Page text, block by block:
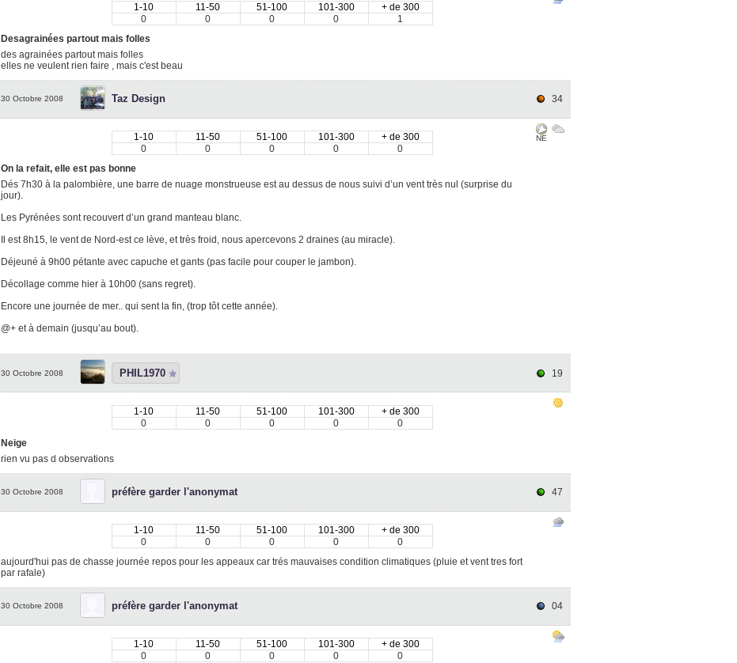
1-10 11-50 51-100 101-300
+ de 300
0
0 0 0
1
Desagrainées partout mais folles
des agrainées partout mais folles
elles ne veulent rien faire , mais c'est beau
30 Octobre 2008 Taz Design 34
1-10 11-50 51-100 101-300
+ de 300
0
0 0 0
0
On la refait, elle est pas bonne
Dés 7h30 à la palombière, une barre de nuage monstrueuse est au dessus de nous suivi d’un vent très nul (surprise du
jour).
Les Pyrénées sont recouvert d’un grand manteau blanc.
Il est 8h15, le vent de Nord-est ce lève, et très froid, nous apercevons 2 draines (au miracle).
Déjeuné à 9h00 pétante avec capuche et gants (pas facile pour couper le jambon).
Décollage comme hier à 10h00 (sans regret).
Encore une journée de mer.. qui sent la fin, (trop tôt cette année).
@+ et à demain (jusqu’au bout).
NE
30 Octobre 2008 PHIL1970 19
1-10 11-50 51-100 101-300
+ de 300
0
0 0 0
0
Neige
rien vu pas d observations
30 Octobre 2008 préfère garder l'anonymat 47
1-10 11-50 51-100 101-300
+ de 300
0
0 0 0
0
aujourd'hui pas de chasse journée repos pour les appeaux car trés mauvaises condition climatiques (pluie et vent tres fort
par rafale)
30 Octobre 2008 préfère garder l'anonymat 04
1-10 11-50 51-100 101-300
+ de 300
0
0 0 0
0